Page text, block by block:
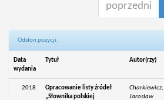
poprzedni
Odsłon pozycji:
Data
wydania
Tytuł Autor(rzy)
2018
Opracowanie listy źródeł
„Słownika polskiej
Charkiewicz,
Jarosław